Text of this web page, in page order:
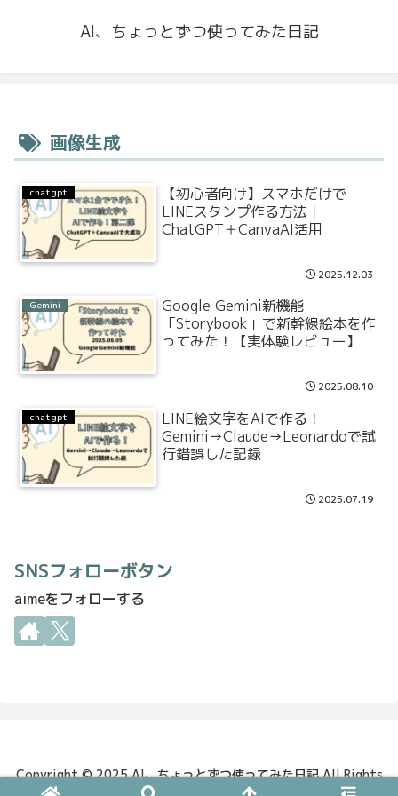
AI、ちょっとずつ使ってみた日記
画像生成
chatgpt
【初心者向け】スマホだけで
LINEスタンプ作る方法｜
ChatGPT＋CanvaAI活用
2025.12.03
Gemini
Google Gemini新機能
「Storybook」で新幹線絵本を作
ってみた！【実体験レビュー】
2025.08.10
chatgpt
LINE絵文字をAIで作る！
Gemini→Claude→Leonardoで試
行錯誤した記録
2025.07.19
SNSフォローボタン
aimeをフォローする
Copyright © 2025 AI、ちょっとずつ使ってみた日記 All Rights